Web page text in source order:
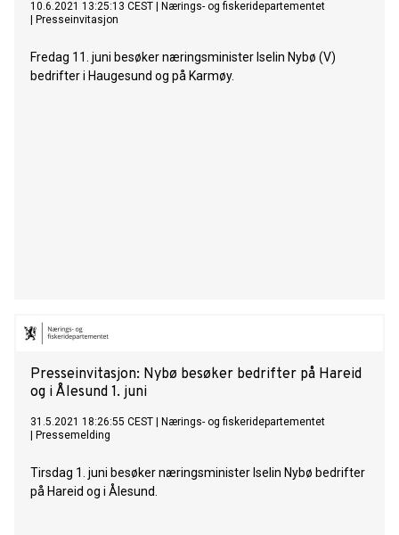
10.6.2021 13:25:13 CEST
Nærings- og fiskeridepartementet
Presseinvitasjon
Fredag 11. juni besøker næringsminister Iselin Nybø (V)
bedrifter i Haugesund og på Karmøy.
Presseinvitasjon: Nybø besøker bedrifter på Hareid
og i Ålesund 1. juni
31.5.2021 18:26:55 CEST
Nærings- og fiskeridepartementet
Pressemelding
Tirsdag 1. juni besøker næringsminister Iselin Nybø bedrifter
på Hareid og i Ålesund.